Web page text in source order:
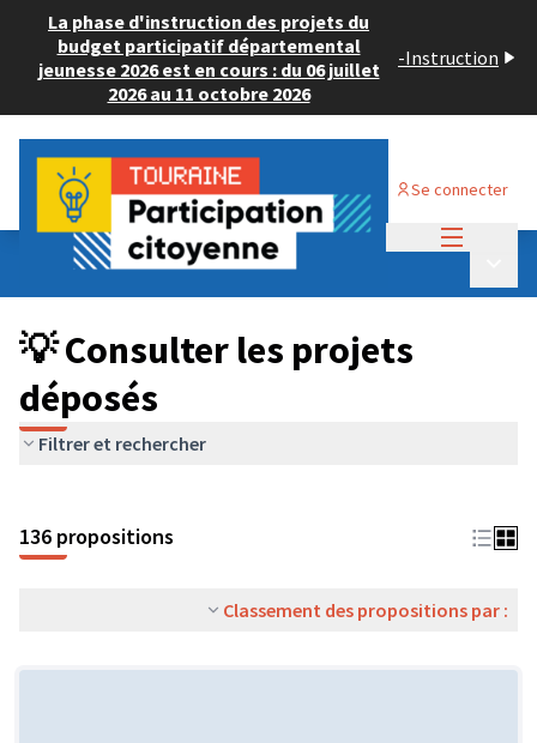
La phase d'instruction des projets du
budget participatif départemental
jeunesse 2026 est en cours : du 06 juillet
2026 au 11 octobre 2026
-Instruction
Se connecter
Budget Participatif JEUNESSE 2024
💡 Consulter les projets déposés
💡 Consulter les projets
déposés
Filtrer et rechercher
136 propositions
Classement des propositions par :